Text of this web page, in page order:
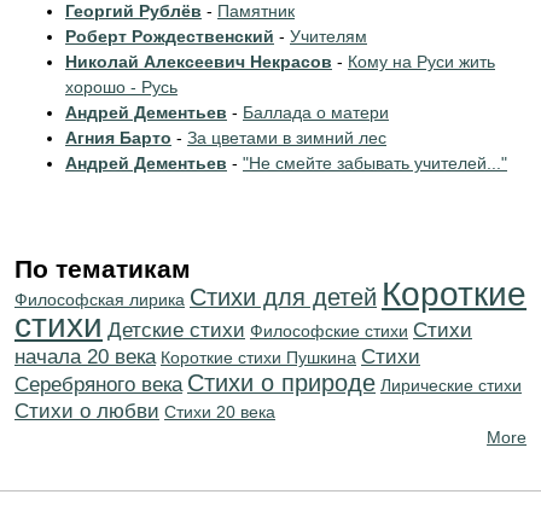
Георгий Рублёв - Памятник
Роберт Рождественский - Учителям
Николай Алексеевич Некрасов - Кому на Руси жить
хорошо - Русь
Андрей Дементьев - Баллада о матери
Агния Барто - За цветами в зимний лес
Андрей Дементьев - "Не смейте забывать учителей..."
По тематикам
Философская лирика Стихи для детей Короткие
стихи Детские стихи Философские стихи Cтихи
начала 20 века Короткие стихи Пушкина Cтихи
Серебряного века Стихи о природе Лирические стихи
Стихи о любви Стихи 20 века
More